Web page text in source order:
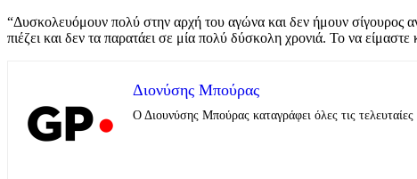
“Δυσκολευόμουν πολύ στην αρχή του αγώνα και δεν ήμουν σίγουρος
πιέζει και δεν τα παρατάει σε μία πολύ δύσκολη χρονιά. Το να
Διονύσης Μπούρας
Ο Διουνύσης Μπούρας καταγράφει όλες τις